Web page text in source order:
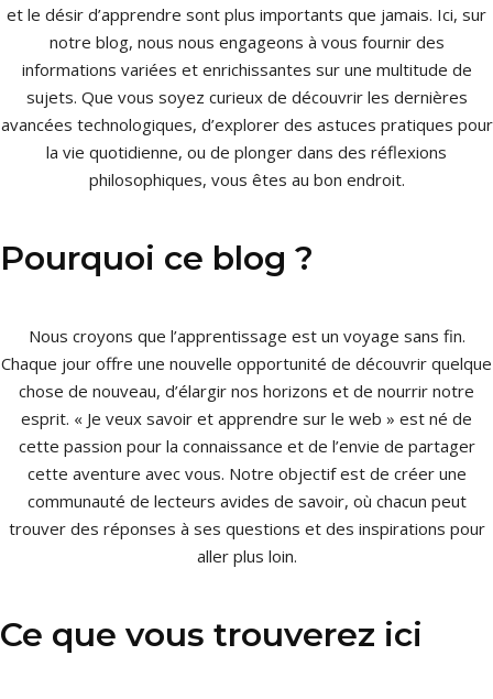
et le désir d’apprendre sont plus importants que jamais. Ici, sur
notre blog, nous nous engageons à vous fournir des
informations variées et enrichissantes sur une multitude de
sujets. Que vous soyez curieux de découvrir les dernières
avancées technologiques, d’explorer des astuces pratiques pour
la vie quotidienne, ou de plonger dans des réflexions
philosophiques, vous êtes au bon endroit.
Pourquoi ce blog ?
Nous croyons que l’apprentissage est un voyage sans fin.
Chaque jour offre une nouvelle opportunité de découvrir quelque
chose de nouveau, d’élargir nos horizons et de nourrir notre
esprit. « Je veux savoir et apprendre sur le web » est né de
cette passion pour la connaissance et de l’envie de partager
cette aventure avec vous. Notre objectif est de créer une
communauté de lecteurs avides de savoir, où chacun peut
trouver des réponses à ses questions et des inspirations pour
aller plus loin.
Ce que vous trouverez ici